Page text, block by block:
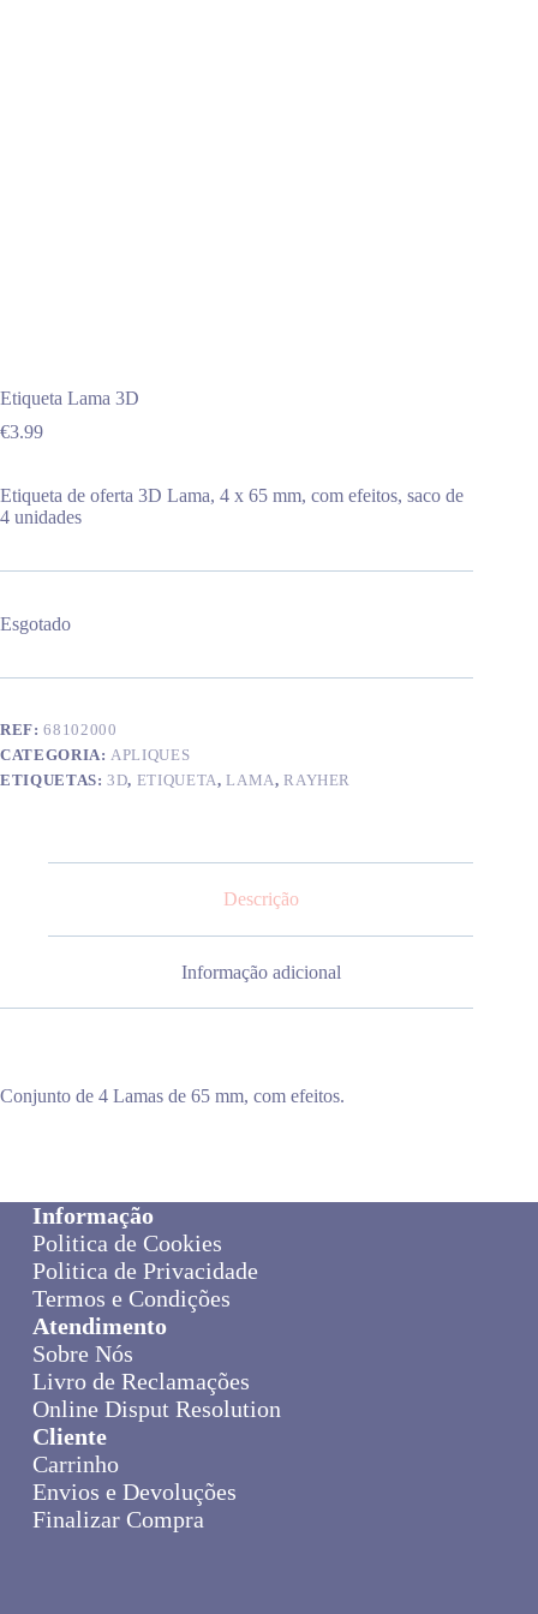
Etiqueta Lama 3D
€3.99
Etiqueta de oferta 3D Lama, 4 x 65 mm, com efeitos, saco de
4 unidades
Esgotado
REF:68102000
CATEGORIA:APLIQUES
ETIQUETAS:3D, ETIQUETA,LAMA,RAYHER
Descrição
Informação adicional
Conjunto de 4 Lamas de 65 mm, com efeitos.
Informação
Politica de Cookies
Politica de Privacidade
Termos e Condições
Atendimento
Sobre Nós
Livro de Reclamações
Online Disput Resolution
Cliente
Carrinho
Envios e Devoluções
Finalizar Compra